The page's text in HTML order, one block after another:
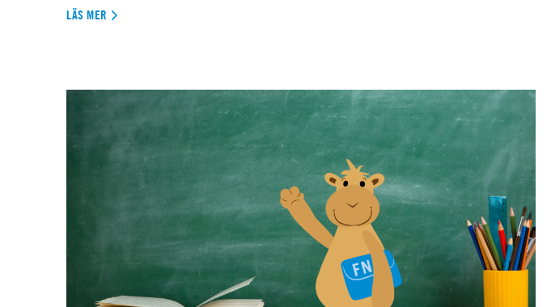
LÄS MER